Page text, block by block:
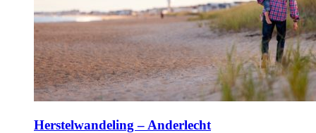
Herstelwandeling – Anderlecht